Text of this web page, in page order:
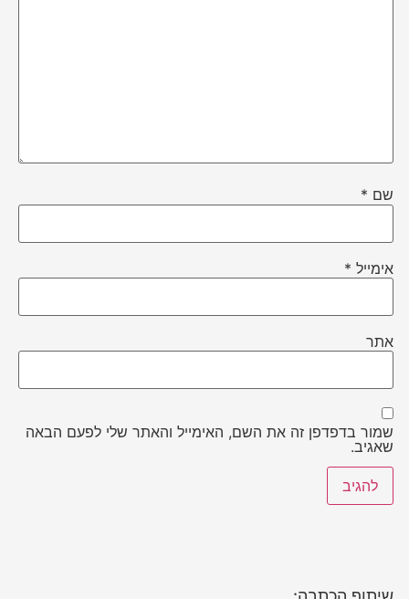
שם *
אימייל *
אתר
שמור בדפדפן זה את השם, האימייל והאתר שלי לפעם הבאה
שאגיב.